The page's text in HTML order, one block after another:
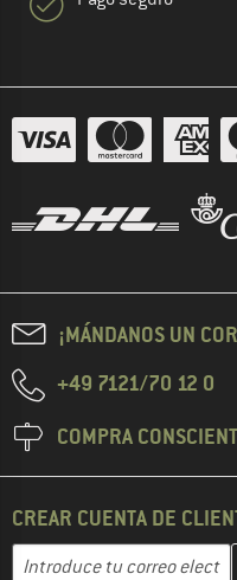
¡MÁNDANOS UN
+49 7121/70 12 0
COMPRA
CREAR CUENTA DE
Dirección de correo
Introduce aquí tu dirección